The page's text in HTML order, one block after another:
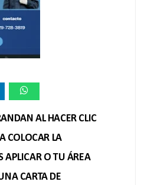
AL HACER CLIC
COLOCAR LA
APLICAR O TU ÁREA
CARTA DE